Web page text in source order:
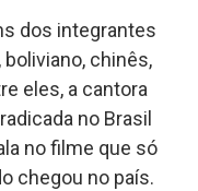
dos integrantes
chinês,
eles, a cantora
no Brasil
no filme que só
chegou no país.